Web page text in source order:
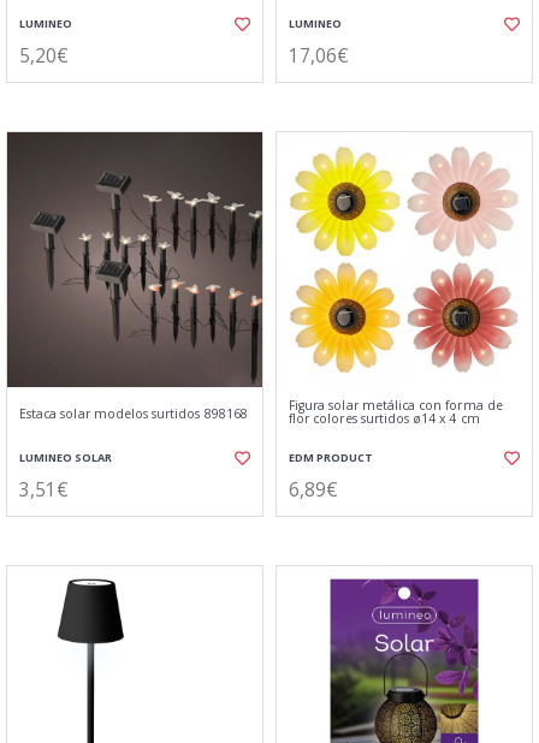
LUMINEO
5,20€
LUMINEO
17,06€
Estaca solar modelos surtidos 898168
LUMINEO SOLAR
3,51€
Figura solar metálica con forma de
flor colores surtidos ø14 x 4 cm
EDM PRODUCT
6,89€